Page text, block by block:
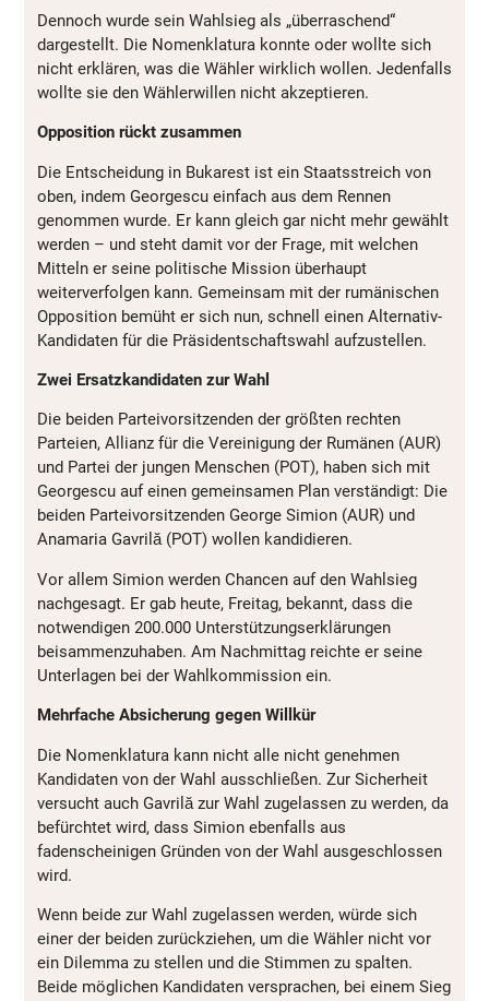
Dennoch wurde sein Wahlsieg als „überraschend“
dargestellt. Die Nomenklatura konnte oder wollte sich
nicht erklären, was die Wähler wirklich wollen. Jedenfalls
wollte sie den Wählerwillen nicht akzeptieren.
Opposition rückt zusammen
Die Entscheidung in Bukarest ist ein Staatsstreich von
oben, indem Georgescu einfach aus dem Rennen
genommen wurde. Er kann gleich gar nicht mehr gewählt
werden – und steht damit vor der Frage, mit welchen
Mitteln er seine politische Mission überhaupt
weiterverfolgen kann. Gemeinsam mit der rumänischen
Opposition bemüht er sich nun, schnell einen Alternativ-
Kandidaten für die Präsidentschaftswahl aufzustellen.
Zwei Ersatzkandidaten zur Wahl
Die beiden Parteivorsitzenden der größten rechten
Parteien, Allianz für die Vereinigung der Rumänen (AUR)
und Partei der jungen Menschen (POT), haben sich mit
Georgescu auf einen gemeinsamen Plan verständigt: Die
beiden Parteivorsitzenden George Simion (AUR) und
Anamaria Gavrilă (POT) wollen kandidieren.
Vor allem Simion werden Chancen auf den Wahlsieg
nachgesagt. Er gab heute, Freitag, bekannt, dass die
notwendigen 200.000 Unterstützungserklärungen
beisammenzuhaben. Am Nachmittag reichte er seine
Unterlagen bei der Wahlkommission ein.
Mehrfache Absicherung gegen Willkür
Die Nomenklatura kann nicht alle nicht genehmen
Kandidaten von der Wahl ausschließen. Zur Sicherheit
versucht auch Gavrilă zur Wahl zugelassen zu werden, da
befürchtet wird, dass Simion ebenfalls aus
fadenscheinigen Gründen von der Wahl ausgeschlossen
wird.
Wenn beide zur Wahl zugelassen werden, würde sich
einer der beiden zurückziehen, um die Wähler nicht vor
ein Dilemma zu stellen und die Stimmen zu spalten.
Beide möglichen Kandidaten versprachen, bei einem Sieg